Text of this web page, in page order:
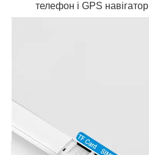
телефон і GPS